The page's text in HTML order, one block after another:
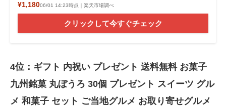
¥1,18006/01 14:23時点｜楽天市場調べ
クリックして今すぐチェック
4位：ギフト 内祝い プレゼント 送料無料 お菓子
九州銘菓 丸ぼうろ 30個 プレゼント スイーツ グル
メ 和菓子 セット ご当地グルメ お取り寄せグルメ